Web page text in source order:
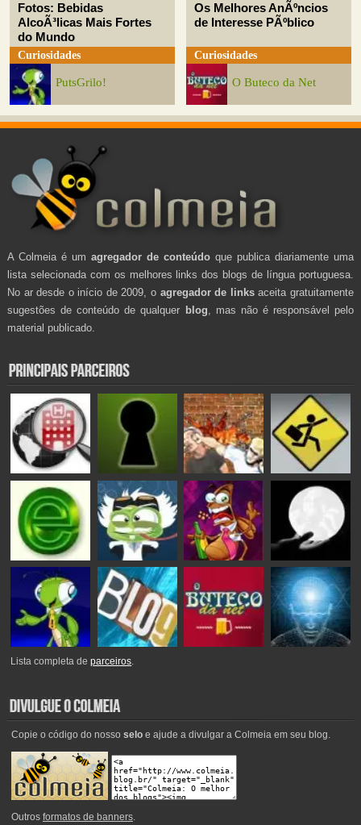
Fotos: Bebidas
AlcoÃ³licas Mais Fortes
do Mundo
Curiosidades
PutsGrilo!
Os Melhores AnÃºncios
de Interesse PÃºblico
Curiosidades
O Buteco da Net
A Colmeia é um agregador de conteúdo que publica diariamente uma
lista selecionada com os melhores links dos blogs de língua portuguesa.
No ar desde o início de 2009, o agregador de linksaceita gratuitamente
sugestões de conteúdo de qualquer blog , mas não é responsável pelo
material publicado.
Lista completa deparceiros.
Copie o código do nosso seloe ajude a divulgar a Colmeia em seu blog.
Outros formatos de banners.